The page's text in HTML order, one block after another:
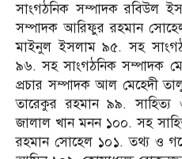
সাংগঠনিক সম্পাদক রবিউল
সম্পাদক আরিফুর রহমান
মাইনুল ইসলাম ৯৫. সহ
৯৬. সহ সাংগঠনিক সম্পাদক
প্রচার সম্পাদক আল মেহেদী
তারেকুর রহমান ৯৯.
জালাল খান মনন ১০০. সহ
রহমান সোহেল ১০১. তথ্য ও